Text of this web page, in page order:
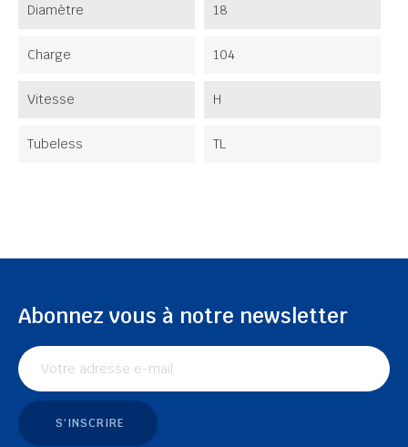
Diamètre 18
Charge 104
Vitesse H
Tubeless TL
Abonnez vous à notre newsletter
S'INSCRIRE